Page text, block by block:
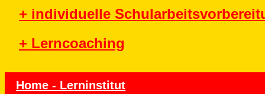
+ individuelle
+ Lerncoaching
Home - Lerninstitut